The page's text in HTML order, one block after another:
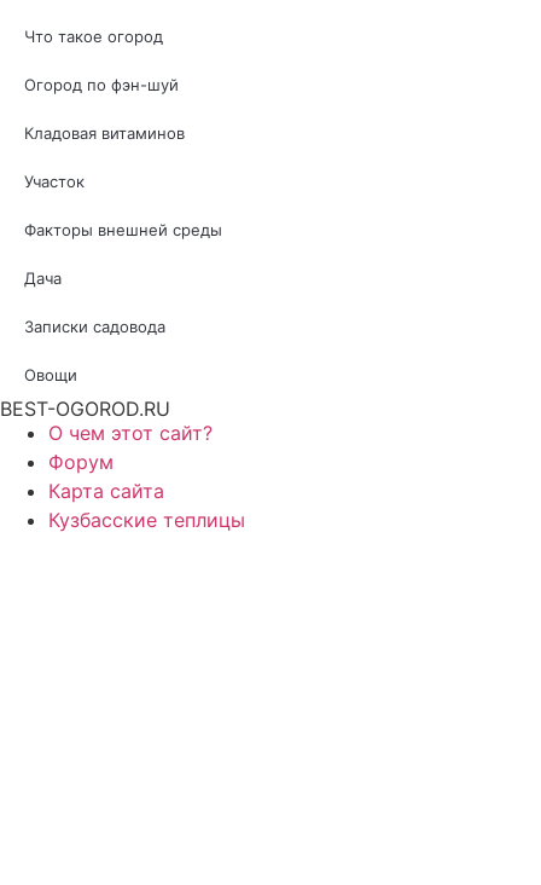
Что такое огород
Огород по фэн-шуй
Кладовая витаминов
Участок
Факторы внешней среды
Дача
Записки садовода
Овощи
BEST-OGOROD.RU
О чем этот сайт?
Форум
Карта сайта
Кузбасские теплицы